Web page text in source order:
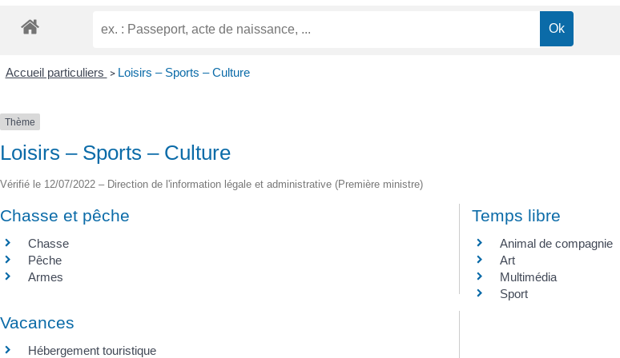
Accueil particuliers > Loisirs – Sports – Culture
Thème
Loisirs – Sports – Culture
Vérifié le 12/07/2022 – Direction de l'information légale et administrative (Première ministre)
Chasse et pêche
Chasse
Pêche
Armes
Temps libre
Animal de compagnie
Art
Multimédia
Sport
Vacances
Hébergement touristique